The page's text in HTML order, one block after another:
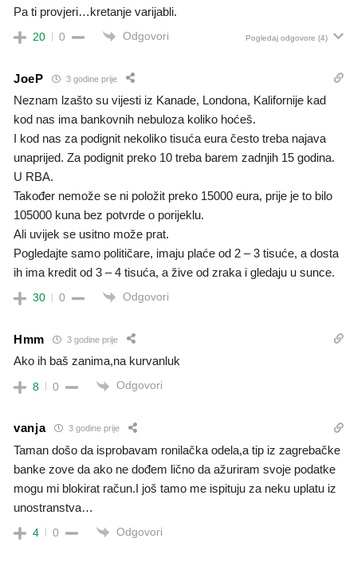
Pa ti provjeri…kretanje varijabli.
20 0 Odgovori Pogledaj odgovore (4)
JoeP 3 godine prije
Neznam lzašto su vijesti iz Kanade, Londona, Kalifornije kad
kod nas ima bankovnih nebuloza koliko hoćeš.
I kod nas za podignit nekoliko tisuća eura često treba najava
unaprijed. Za podignit preko 10 treba barem zadnjih 15 godina.
U RBA.
Također nemože se ni položit preko 15000 eura, prije je to bilo
105000 kuna bez potvrde o porijeklu.
Ali uvijek se usitno može prat.
Pogledajte samo političare, imaju plaće od 2 – 3 tisuće, a dosta
ih ima kredit od 3 – 4 tisuća, a žive od zraka i gledaju u sunce.
30 0 Odgovori
Hmm 3 godine prije
Ako ih baš zanima,na kurvanluk
8 0 Odgovori
vanja 3 godine prije
Taman došo da isprobavam ronilačka odela,a tip iz zagrebačke
banke zove da ako ne dođem lično da ažuriram svoje podatke
mogu mi blokirat račun.I još tamo me ispituju za neku uplatu iz
unostranstva…
4 0 Odgovori